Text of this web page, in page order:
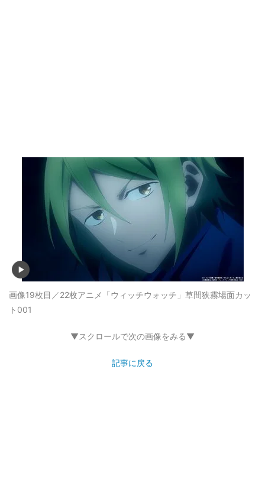
画像19枚目／22枚アニメ「ウィッチウォッチ」草間狭霧場面カッ
ト001
▼スクロールで次の画像をみる▼
記事に戻る